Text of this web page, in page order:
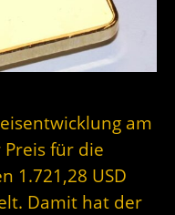
am
Preis für die
1.721,28 USD
Damit hat der